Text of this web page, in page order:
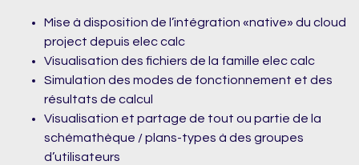
Mise à disposition de l’intégration «native» du cloud
project depuis elec calc
Visualisation des fichiers de la famille elec calc
Simulation des modes de fonctionnement et des
résultats de calcul
Visualisation et partage de tout ou partie de la
schémathèque / plans-types à des groupes
d’utilisateurs